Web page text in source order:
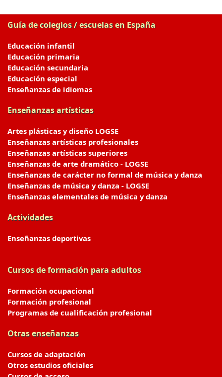
Guía de colegios / escuelas en España
Educación infantil
Educación primaria
Educación secundaria
Educación especial
Enseñanzas de idiomas
Enseñanzas artísticas
Artes plásticas y diseño LOGSE
Enseñanzas artísticas profesionales
Enseñanzas artísticas superiores
Enseñanzas de arte dramático - LOGSE
Enseñanzas de carácter no formal de música y danza
Enseñanzas de música y danza - LOGSE
Enseñanzas elementales de música y danza
Actividades
Enseñanzas deportivas
Cursos de formación para adultos
Formación ocupacional
Formación profesional
Programas de cualificación profesional
Otras enseñanzas
Cursos de adaptación
Otros estudios oficiales